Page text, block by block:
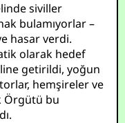
siviller
bulamıyorlar –
hasar verdi.
olarak hedef
getirildi, yoğun
hemşireler ve
Örgütü bu